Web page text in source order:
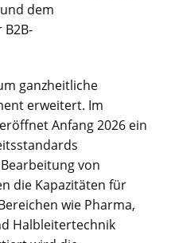
dem
ganzheitliche
erweitert. Im
Anfang 2026 ein
von
die Kapazitäten für
wie Pharma,
Halbleitertechnik